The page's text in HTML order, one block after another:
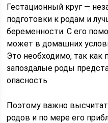
Гестационный круг —
подготовки к родам и
беременности. С его
может в домашних
Это необходимо, так
запоздалые роды
опасность
Поэтому важно
родов и по мере его